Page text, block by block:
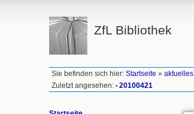
ZfL Bibliothek
Sie befinden sich hier:Startseite »aktuelles
Zuletzt angesehen: • 20100421